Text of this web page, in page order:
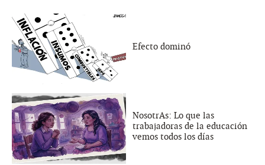
Efecto dominó
NosotrAs: Lo que las
trabajadoras de la educación
vemos todos los días